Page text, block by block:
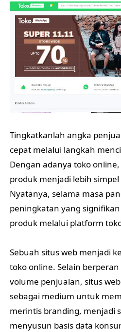
Tingkatkanlah angka
cepat melalui langkah
Dengan adanya toko
produk menjadi lebih
Nyatanya, selama masa
peningkatan yang
produk melalui platform
Sebuah situs web menjadi
toko online. Selain
volume penjualan, situs
sebagai medium untuk
merintis branding, menjadi
menyusun basis data